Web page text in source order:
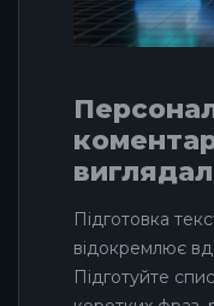
Підготовка
відокремлює
Підготуйте